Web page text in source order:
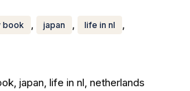
book , japan , life in nl ,
, japan, life in nl, netherlands